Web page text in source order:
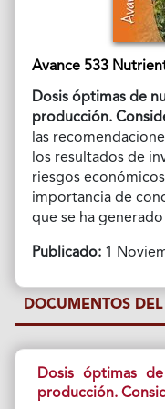
Avance 533
Dosis óptimas de
producción.
las
los resultados de
riesgos
importancia de
que se ha
Publicado:1
DOCUMENTOS
Dosis óptimas
producción.